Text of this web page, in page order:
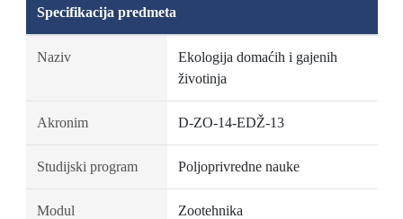
Specifikacija predmeta
Naziv
Ekologija domaćih i gajenih
životinja
Akronim D-ZO-14-EDŽ-13
Studijski program Poljoprivredne nauke
Modul Zootehnika